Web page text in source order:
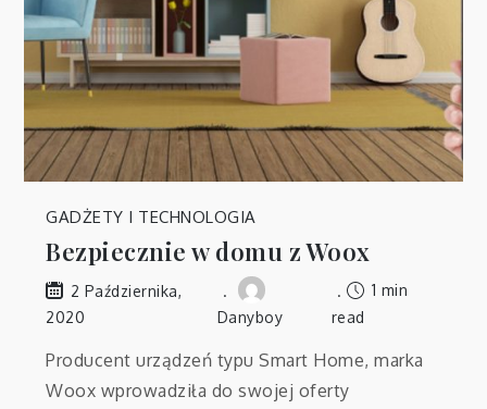
GADŻETY I TECHNOLOGIA
Bezpiecznie w domu z Woox
2 Października,
2020
Danyboy
1 min
read
Producent urządzeń typu Smart Home, marka
Woox wprowadziła do swojej oferty